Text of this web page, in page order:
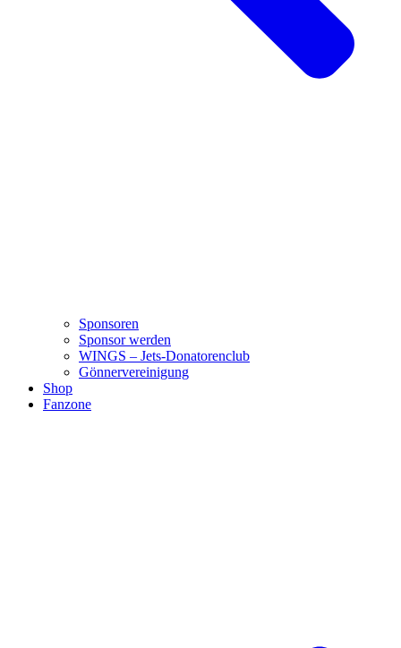
Sponsoren
Sponsor werden
WINGS – Jets-Donatorenclub
Gönnervereinigung
Shop
Fanzone